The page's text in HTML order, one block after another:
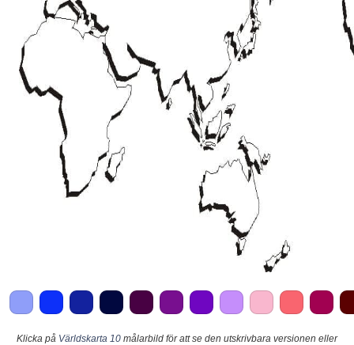
Klicka på Världskarta 10 målarbild för att se den utskrivbara versionen eller